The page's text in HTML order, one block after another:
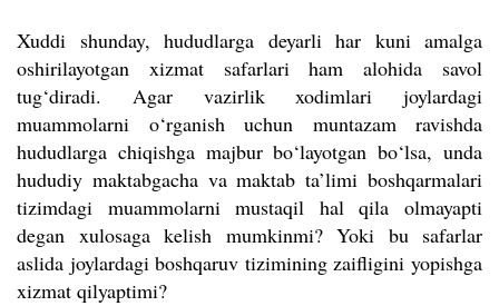
Xuddi shunday, hududlarga deyarli har kuni amalga
oshirilayotgan xizmat safarlari ham alohida savol
tug‘diradi. Agar vazirlik xodimlari joylardagi
muammolarni o‘rganish uchun muntazam ravishda
hududlarga chiqishga majbur bo‘layotgan bo‘lsa, unda
hududiy maktabgacha va maktab ta’limi boshqarmalari
tizimdagi muammolarni mustaqil hal qila olmayapti
degan xulosaga kelish mumkinmi? Yoki bu safarlar
aslida joylardagi boshqaruv tizimining zaifligini yopishga
xizmat qilyaptimi?